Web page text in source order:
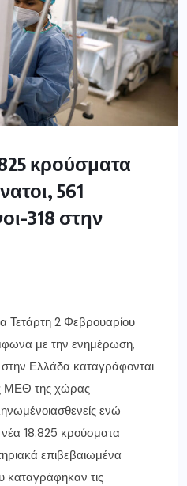
κρούσματα
561
318 στην
Τετάρτη 2 Φεβρουαρίου
με την ενημέρωση,
Ελλάδα καταγράφονται
ΜΕΘ της χώρας
ενώ
18.825 κρούσματα
επιβεβαιωμένα
καταγράφηκαν τις